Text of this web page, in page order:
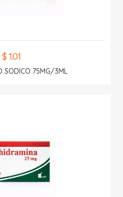
$ 1.01
SODICO 75MG/3ML